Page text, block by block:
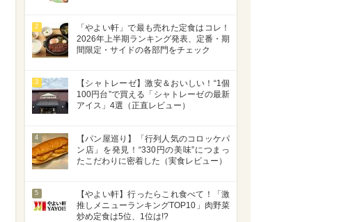
2
「やよい軒」で最も売れた定食はコレ！
2026年上半期ランキング発表、定番・期
間限定・サイドの各部門をチェック
3
【シャトレーゼ】激安＆おいしい！“1個
100円台”で買える「シャトレーゼの最新
アイス」4選（正直レビュー）
4
【パン屋巡り】「行列人気のコロッケパ
ン店」を発見！“330円の美味”につまっ
たこだわりに密着した（実食レビュー）
5
【やよい軒】行ったらこれ食べて！「激
推しメニューランキングTOP10」肉野菜
炒め定食は5位、1位は!?